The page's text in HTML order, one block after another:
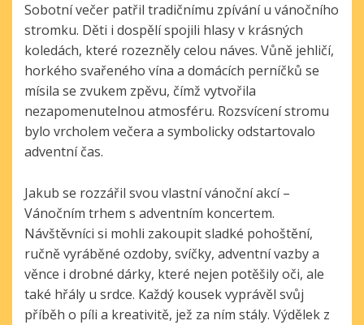
Sobotní večer patřil tradičnímu zpívání u vánočního
stromku. Děti i dospělí spojili hlasy v krásných
koledách, které rozezněly celou náves. Vůně jehličí,
horkého svařeného vína a domácích perníčků se
mísila se zvukem zpěvu, čímž vytvořila
nezapomenutelnou atmosféru. Rozsvícení stromu
bylo vrcholem večera a symbolicky odstartovalo
adventní čas.
Jakub se rozzářil svou vlastní vánoční akcí –
Vánočním trhem s adventním koncertem.
Návštěvníci si mohli zakoupit sladké pohoštění,
ručně vyráběné ozdoby, svíčky, adventní vazby a
věnce i drobné dárky, které nejen potěšily oči, ale
také hřály u srdce. Každý kousek vyprávěl svůj
příběh o píli a kreativitě, jež za ním stály. Výdělek z